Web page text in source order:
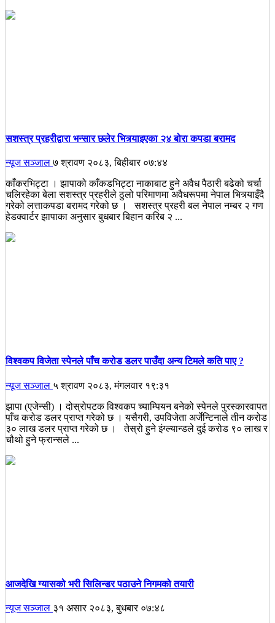
सशस्त्र प्रहरीद्वारा भन्सार छलेर भित्र्याइएका २४ बोरा कपडा बरामद
न्यूज सञ्जाल ७ श्रावण २०८३, बिहीबार ०७:४४
काँकरभिट्टा । झापाको काँकडभिट्टा नाकाबाट हुने अवैध पैठारी बढेको चर्चा
चलिरहेका बेला सशस्त्र प्रहरीले ठुलो परिमाणमा अवैधरूपमा नेपाल भित्र्याइँदै
गरेको लत्ताकपडा बरामद गरेको छ । सशस्त्र प्रहरी बल नेपाल नम्बर २ गण
हेडक्वार्टर झापाका अनुसार बुधबार बिहान करिब २ ...
विश्वकप विजेता स्पेनले पाँच करोड डलर पाउँदा अन्य टिमले कति पाए ?
न्यूज सञ्जाल ५ श्रावण २०८३, मंगलवार १९:३१
झापा (एजेन्सी) । दोस्रोपटक विश्वकप च्याम्पियन बनेको स्पेनले पुरस्कारवापत
पाँच करोड डलर प्राप्त गरेको छ । यसैगरी, उपविजेता अर्जेन्टिनाले तीन करोड
३० लाख डलर प्राप्त गरेको छ । तेस्रो हुने इंग्ल्यान्डले दुई करोड ९० लाख र
चौथो हुने फ्रान्सले ...
आजदेखि ग्यासको भरी सिलिन्डर पठाउने निगमको तयारी
न्यूज सञ्जाल ३१ असार २०८३, बुधबार ०७:४८